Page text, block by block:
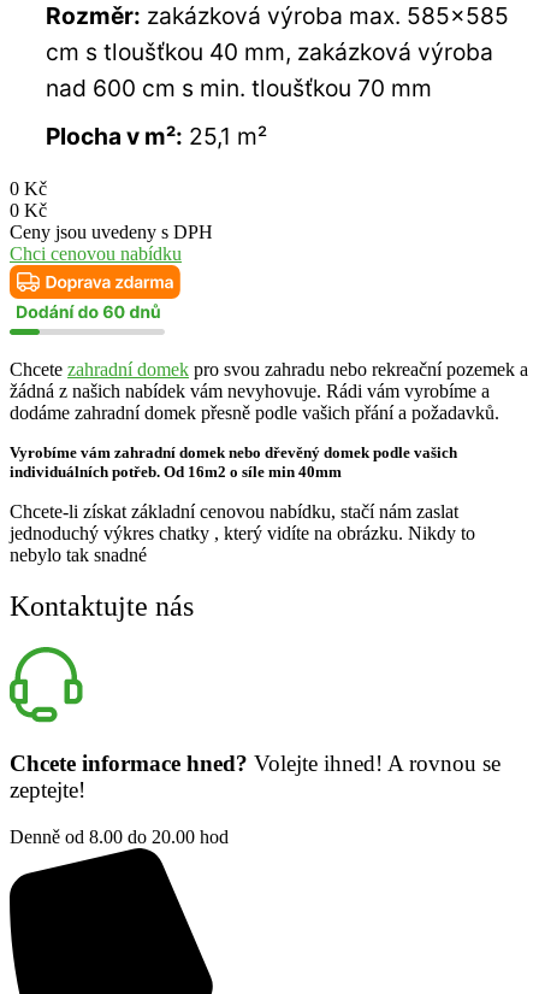
Rozměr: zakázková výroba max. 585×585
cm s tloušťkou 40 mm, zakázková výroba
nad 600 cm s min. tloušťkou 70 mm
Plocha v m²: 25,1 m²
0 Kč
0 Kč
Ceny jsou uvedeny s DPH
Chci cenovou nabídku
Chcete zahradní domek pro svou zahradu nebo rekreační pozemek a
žádná z našich nabídek vám nevyhovuje. Rádi vám vyrobíme a
dodáme zahradní domek přesně podle vašich přání a požadavků.
Vyrobíme vám zahradní domek nebo dřevěný domek podle vašich
individuálních potřeb. Od 16m2 o síle min 40mm
Chcete-li získat základní cenovou nabídku, stačí nám zaslat
jednoduchý výkres chatky , který vidíte na obrázku. Nikdy to
nebylo tak snadné
Kontaktujte nás
Chcete informace hned? Volejte ihned! A rovnou se
zeptejte!
Denně od 8.00 do 20.00 hod